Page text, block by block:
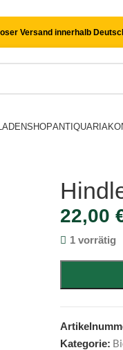
Versand innerhalb
SHOPANTIQUARIA
22,00
1 vorrätig
Kategorie: